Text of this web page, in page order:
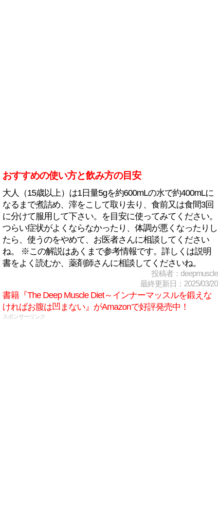
おすすめの使い方と飲み方の目安
大人（15歳以上）は1日量5gを約600mLの水で約400mLに
なるまで煮詰め、滓をこして取り去り、食前又は食間3回
に分けて服用して下さい。を目安に使ってみてください。
つらい症状がよくならなかったり、体調が悪くなったりし
たら、使うのをやめて、お医者さんに相談してください
ね。 ※この解説はあくまで参考情報です。詳しくは説明
書をよく読むか、薬剤師さんに相談してくださいね。
投稿者：deepmuscle
最終更新日：2025/03/20
書籍『The Deep Muscle Diet～インナーマッスルを鍛えな
ければお腹は凹まない』がAmazonで好評発売中！
スポンサーリンク